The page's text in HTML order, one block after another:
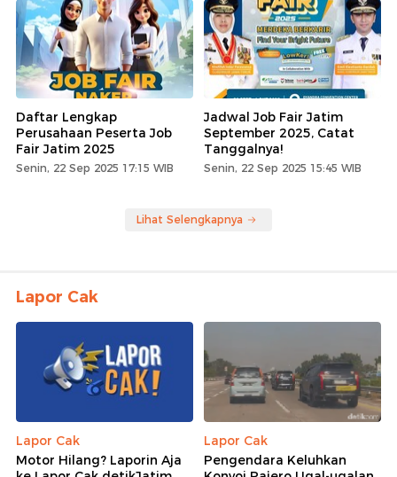
Daftar Lengkap
Perusahaan Peserta Job
Fair Jatim 2025
Senin, 22 Sep 2025 17:15 WIB
Jadwal Job Fair Jatim
September 2025, Catat
Tanggalnya!
Senin, 22 Sep 2025 15:45 WIB
Lihat Selengkapnya
Lapor Cak
Lapor Cak
Motor Hilang? Laporin Aja
Lapor Cak
Pengendara Keluhkan